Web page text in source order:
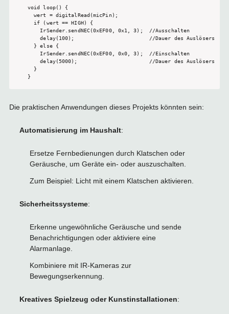
void loop() {
  wert = digitalRead(micPin);
  if (wert == HIGH) {
    IrSender.sendNEC(0xEF00, 0x1, 3);  //Ausschalten
    delay(100);                        //Dauer des Auslösers
  } else {
    IrSender.sendNEC(0xEF00, 0x0, 3);  //Einschalten
    delay(5000);                       //Dauer des Auslösers
  }
}
Die praktischen Anwendungen dieses Projekts könnten sein:
Automatisierung im Haushalt:
Ersetze Fernbedienungen durch Klatschen oder
Geräusche, um Geräte ein- oder auszuschalten.
Zum Beispiel: Licht mit einem Klatschen aktivieren.
Sicherheitssysteme:
Erkenne ungewöhnliche Geräusche und sende
Benachrichtigungen oder aktiviere eine
Alarmanlage.
Kombiniere mit IR-Kameras zur
Bewegungserkennung.
Kreatives Spielzeug oder Kunstinstallationen: